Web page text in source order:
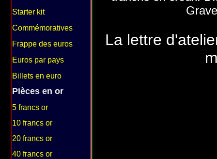
Starter kit
Commémoratives
Frappe des euros
Euros par pays
Billets en euro
Pièces en or
5 francs or
10 francs or
20 francs or
40 francs or
La lettre